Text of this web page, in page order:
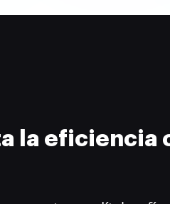
la eficiencia